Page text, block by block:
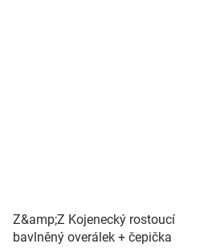
Z&amp;Z Kojenecký rostoucí
bavlněný overálek + čepička